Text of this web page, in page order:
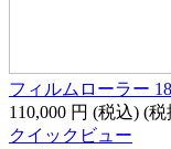
フィルムローラー
110,000 円 (税込) (税
クイックビュー